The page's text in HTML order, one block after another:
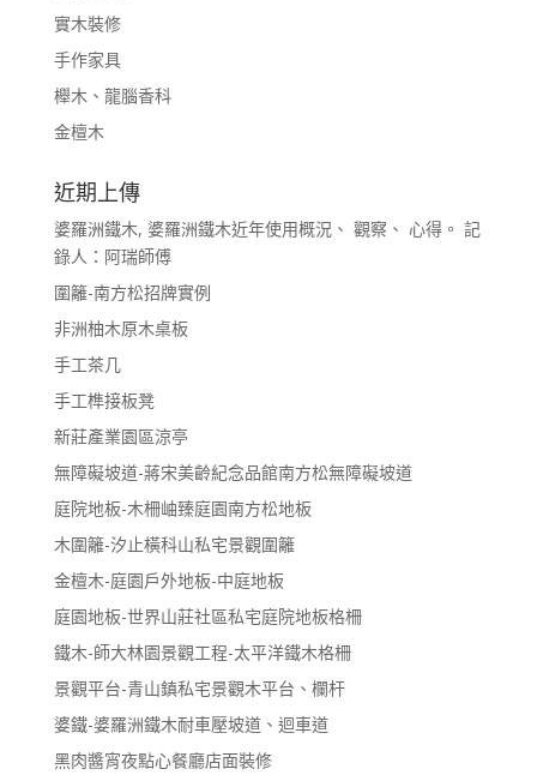
實木裝修
手作家具
櫸木、龍腦香科
金檀木
近期上傳
婆羅洲鐵木, 婆羅洲鐵木近年使用概況、 觀察、 心得。 記
錄人：阿瑞師傅
圍籬-南方松招牌實例
非洲柚木原木桌板
手工茶几
手工榫接板凳
新莊產業園區涼亭
無障礙坡道-蔣宋美齡紀念品館南方松無障礙坡道
庭院地板-木柵岫臻庭園南方松地板
木圍籬-汐止橫科山私宅景觀圍籬
金檀木-庭園戶外地板-中庭地板
庭園地板-世界山莊社區私宅庭院地板格柵
鐵木-師大林園景觀工程-太平洋鐵木格柵
景觀平台-青山鎮私宅景觀木平台、欄杆
婆鐵-婆羅洲鐵木耐車壓坡道、迴車道
黑肉醬宵夜點心餐廳店面裝修